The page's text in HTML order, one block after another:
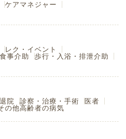
ケアマネジャー
レク・イベント
事介助
歩行・入浴・排泄介助
院 診察・治療・手術
医者
の他高齢者の病気